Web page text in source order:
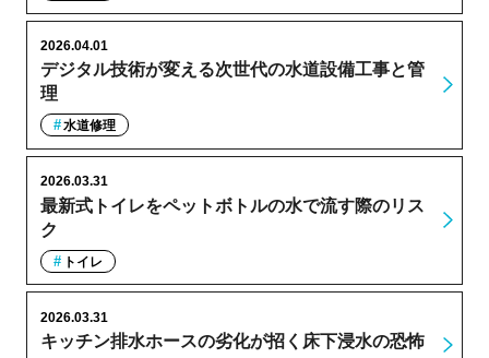
デジタル技術が変える次世代の水道設備工事と管
理
2026.04.01
水道修理
最新式トイレをペットボトルの水で流す際のリス
ク
2026.03.31
トイレ
キッチン排水ホースの劣化が招く床下浸水の恐怖
2026.03.31